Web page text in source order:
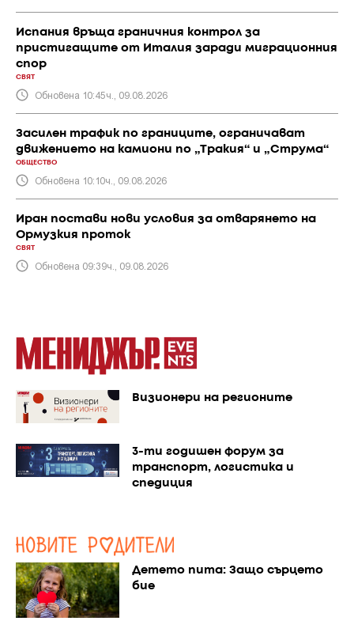
Испания връща граничния контрол за
пристигащите от Италия заради миграционния
спор
СВЯТ
Обновена 10:45ч., 09.08.2026
Засилен трафик по границите, ограничават
движението на камиони по „Тракия“ и „Струма“
ОБЩЕСТВО
Обновена 10:10ч., 09.08.2026
Иран постави нови условия за отварянето на
Ормузкия проток
СВЯТ
Обновена 09:39ч., 09.08.2026
Визионери на регионите
3-ти годишен форум за
транспорт, логистика и
спедиция
Детето пита: Защо сърцето
бие